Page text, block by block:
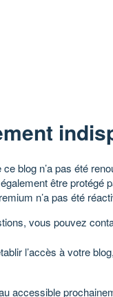
blog n’a pas été
être protégé
n’a pas été
vous pouvez
l’accès à votre
accessible